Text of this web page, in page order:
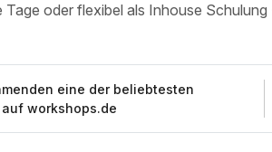
Tage oder flexibel als Inhouse Schulung
eine der beliebtesten
workshops.de